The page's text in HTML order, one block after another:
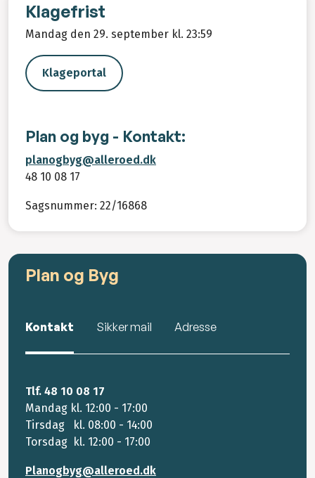
Klagefrist
Mandag den 29. september kl. 23:59
Klageportal
Plan og byg - Kontakt:
planogbyg@alleroed.dk
48 10 08 17
Sagsnummer: 22/16868
Plan og Byg
Kontakt Sikker mail Adresse
Tlf. 48 10 08 17
Mandag kl. 12:00 - 17:00
Tirsdag kl. 08:00 - 14:00
Torsdag kl. 12:00 - 17:00
Planogbyg@alleroed.dk